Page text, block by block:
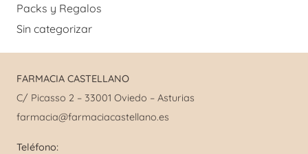
Packs y Regalos
Sin categorizar
FARMACIA CASTELLANO
C/ Picasso 2 – 33001 Oviedo – Asturias
farmacia@farmaciacastellano.es
Teléfono: